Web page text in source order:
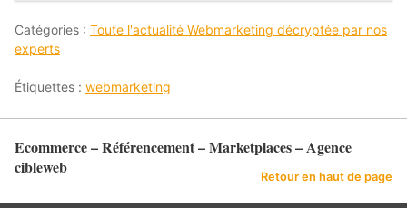
Catégories : Toute l'actualité Webmarketing décryptée par nos
experts
Étiquettes : webmarketing
Ecommerce – Référencement – Marketplaces – Agence
cibleweb
Retour en haut de page